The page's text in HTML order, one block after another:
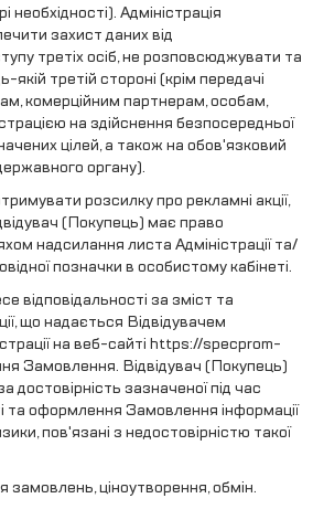
необхідності). Адміністрація
захист даних від
третіх осіб, не розповсюджувати та
якій третій стороні (крім передачі
комерційним партнерам, особам,
на здійснення безпосередньої
цілей, а також на обов'язковий
органу).
розсилку про рекламні акції,
(Покупець) має право
надсилання листа Адміністрації та/
позначки в особистому кабінеті.
відповідальності за зміст та
що надається Відвідувачем
на веб-сайті https://specprom-
Замовлення. Відвідувач (Покупець)
достовірність зазначеної під час
та оформлення Замовлення інформації
пов'язані з недостовірністю такої
ціноутворення, обмін.